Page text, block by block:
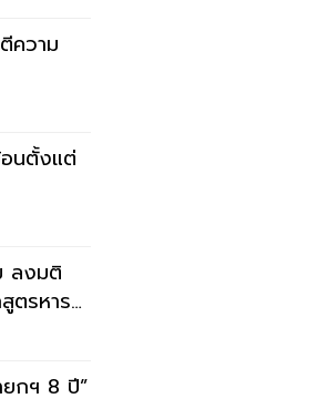
นตั้งแต่
ลงมติ
ตรหาร
กฯ 8 ปี”